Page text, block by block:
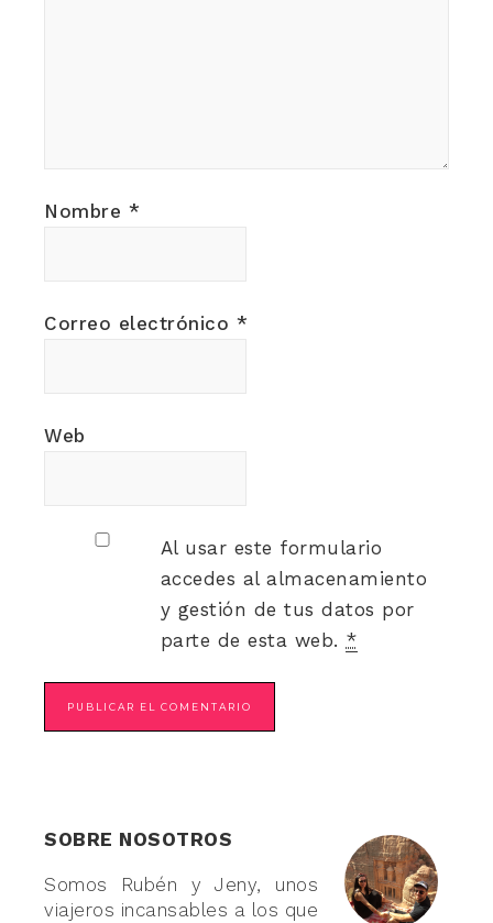
Nombre *
Correo electrónico *
Web
Al usar este formulario
accedes al almacenamiento
y gestión de tus datos por
parte de esta web. *
SOBRE NOSOTROS
Somos Rubén y Jeny, unos
viajeros incansables a los que